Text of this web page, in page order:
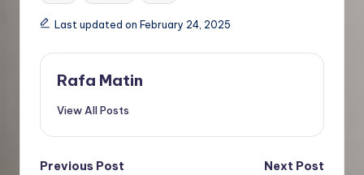
Last updated on February 24, 2025
Rafa Matin
View All Posts
Previous Post Next Post